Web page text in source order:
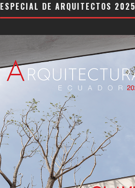
ESPECIAL DE ARQUITECTOS 2025